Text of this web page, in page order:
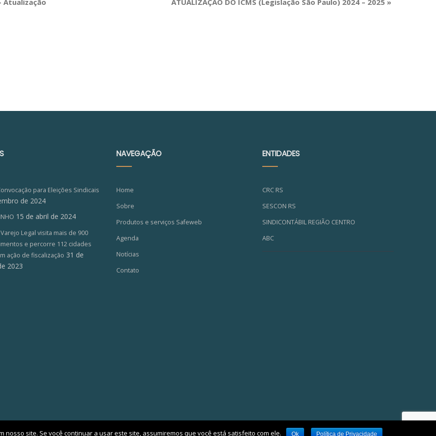
Atualização ATUALIZAÇÃO DO ICMS (Legislação São Paulo) 2024 – 2025 »
para Eleições Sindicais
de 2024
15 de abril de 2024
Legal visita mais de 900
e percorre 112 cidades
ação de fiscalização 31 de
2023
NAVEGAÇÃO
Home
Sobre
Produtos e serviços Safeweb
Agenda
Notícias
Contato
ENTIDADES
CRC RS
SESCON RS
SINDICONTÁBIL REGIÃO CENTRO
ABC
© 2016. All rights reserved.
site. Se você continuar a usar este site, assumiremos que você está satisfeito com ele. Ok Política de Privacidade